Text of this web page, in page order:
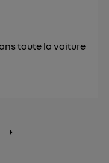
toute la voiture